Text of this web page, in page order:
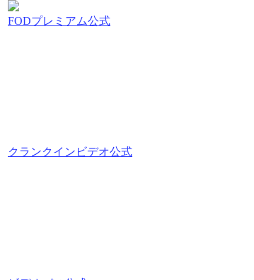
FODプレミアム公式
クランクインビデオ公式